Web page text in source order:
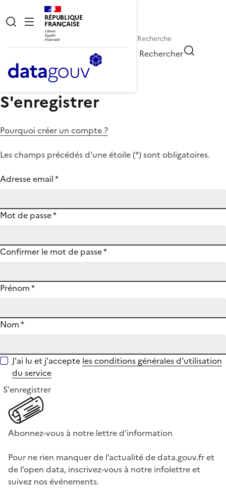
RÉPUBLIQUE
FRANÇAISE
Rechercher
S'enregistrer
Pourquoi créer un compte ?
Les champs précédés d'une étoile (*) sont obligatoires.
Adresse email*
Mot de passe*
Confirmer le mot de passe*
Prénom*
Nom*
J'ai lu et j'accepte les conditions générales d'utilisation
du service
S'enregistrer
Abonnez-vous à notre lettre d'information
Pour ne rien manquer de l’actualité de data.gouv.fr et
de l’open data, inscrivez-vous à notre infolettre et
suivez nos événements.